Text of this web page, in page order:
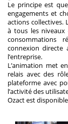
Le principe est
engagements et
actions collectives.
à tous les niveaux
consommations
connexion directe
l’entreprise.
L’animation met
relais avec des
plateforme avec
l’activité des
Ozact est